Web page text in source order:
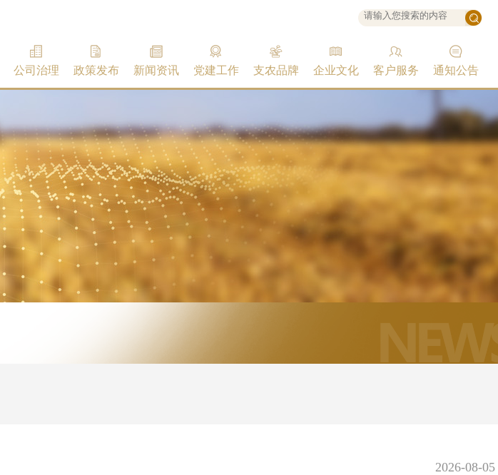
公司治理 政策发布 新闻资讯 党建工作 支农品牌 企业文化 客户服务 通知公告
2026-08-05